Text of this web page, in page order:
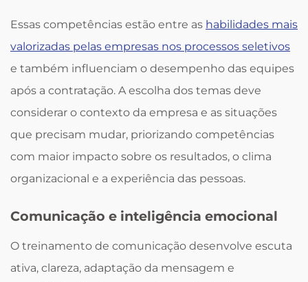
Essas competências estão entre as habilidades mais
valorizadas pelas empresas nos processos seletivos
e também influenciam o desempenho das equipes
após a contratação. A escolha dos temas deve
considerar o contexto da empresa e as situações
que precisam mudar, priorizando competências
com maior impacto sobre os resultados, o clima
organizacional e a experiência das pessoas.
Comunicação e inteligência emocional
O treinamento de comunicação desenvolve escuta
ativa, clareza, adaptação da mensagem e